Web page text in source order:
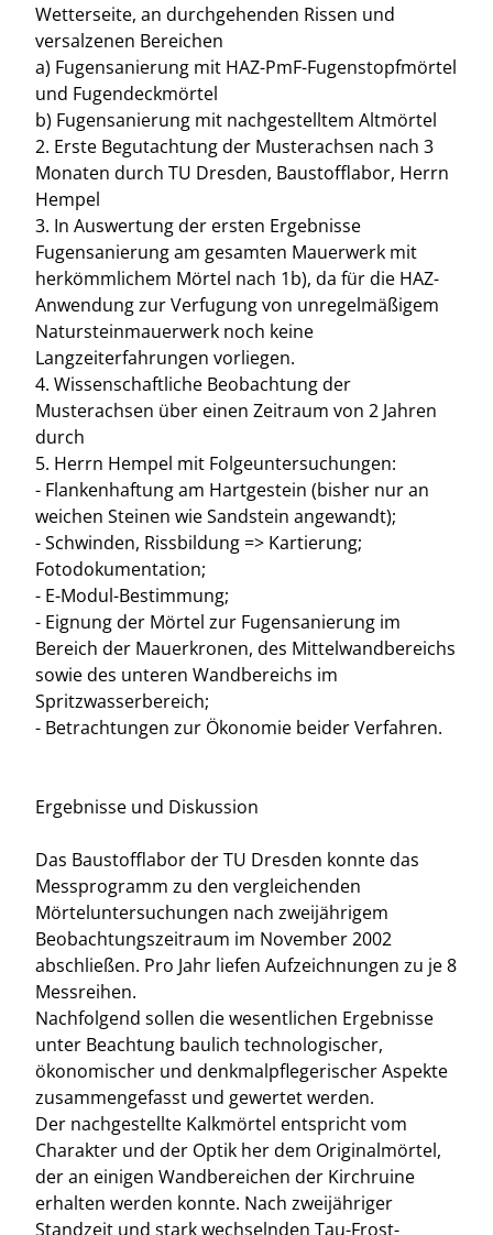
Wetterseite, an durchgehenden Rissen und
versalzenen Bereichen
a) Fugensanierung mit HAZ-PmF-Fugenstopfmörtel
und Fugendeckmörtel
b) Fugensanierung mit nachgestelltem Altmörtel
2. Erste Begutachtung der Musterachsen nach 3
Monaten durch TU Dresden, Baustofflabor, Herrn
Hempel
3. In Auswertung der ersten Ergebnisse
Fugensanierung am gesamten Mauerwerk mit
herkömmlichem Mörtel nach 1b), da für die HAZ-
Anwendung zur Verfugung von unregelmäßigem
Natursteinmauerwerk noch keine
Langzeiterfahrungen vorliegen.
4. Wissenschaftliche Beobachtung der
Musterachsen über einen Zeitraum von 2 Jahren
durch
5. Herrn Hempel mit Folgeuntersuchungen:
- Flankenhaftung am Hartgestein (bisher nur an
weichen Steinen wie Sandstein angewandt);
- Schwinden, Rissbildung => Kartierung;
Fotodokumentation;
- E-Modul-Bestimmung;
- Eignung der Mörtel zur Fugensanierung im
Bereich der Mauerkronen, des Mittelwandbereichs
sowie des unteren Wandbereichs im
Spritzwasserbereich;
- Betrachtungen zur Ökonomie beider Verfahren.
Ergebnisse und Diskussion
Das Baustofflabor der TU Dresden konnte das
Messprogramm zu den vergleichenden
Mörteluntersuchungen nach zweijährigem
Beobachtungszeitraum im November 2002
abschließen. Pro Jahr liefen Aufzeichnungen zu je 8
Messreihen.
Nachfolgend sollen die wesentlichen Ergebnisse
unter Beachtung baulich technologischer,
ökonomischer und denkmalpflegerischer Aspekte
zusammengefasst und gewertet werden.
Der nachgestellte Kalkmörtel entspricht vom
Charakter und der Optik her dem Originalmörtel,
der an einigen Wandbereichen der Kirchruine
erhalten werden konnte. Nach zweijähriger
Standzeit und stark wechselnden Tau-Frost-